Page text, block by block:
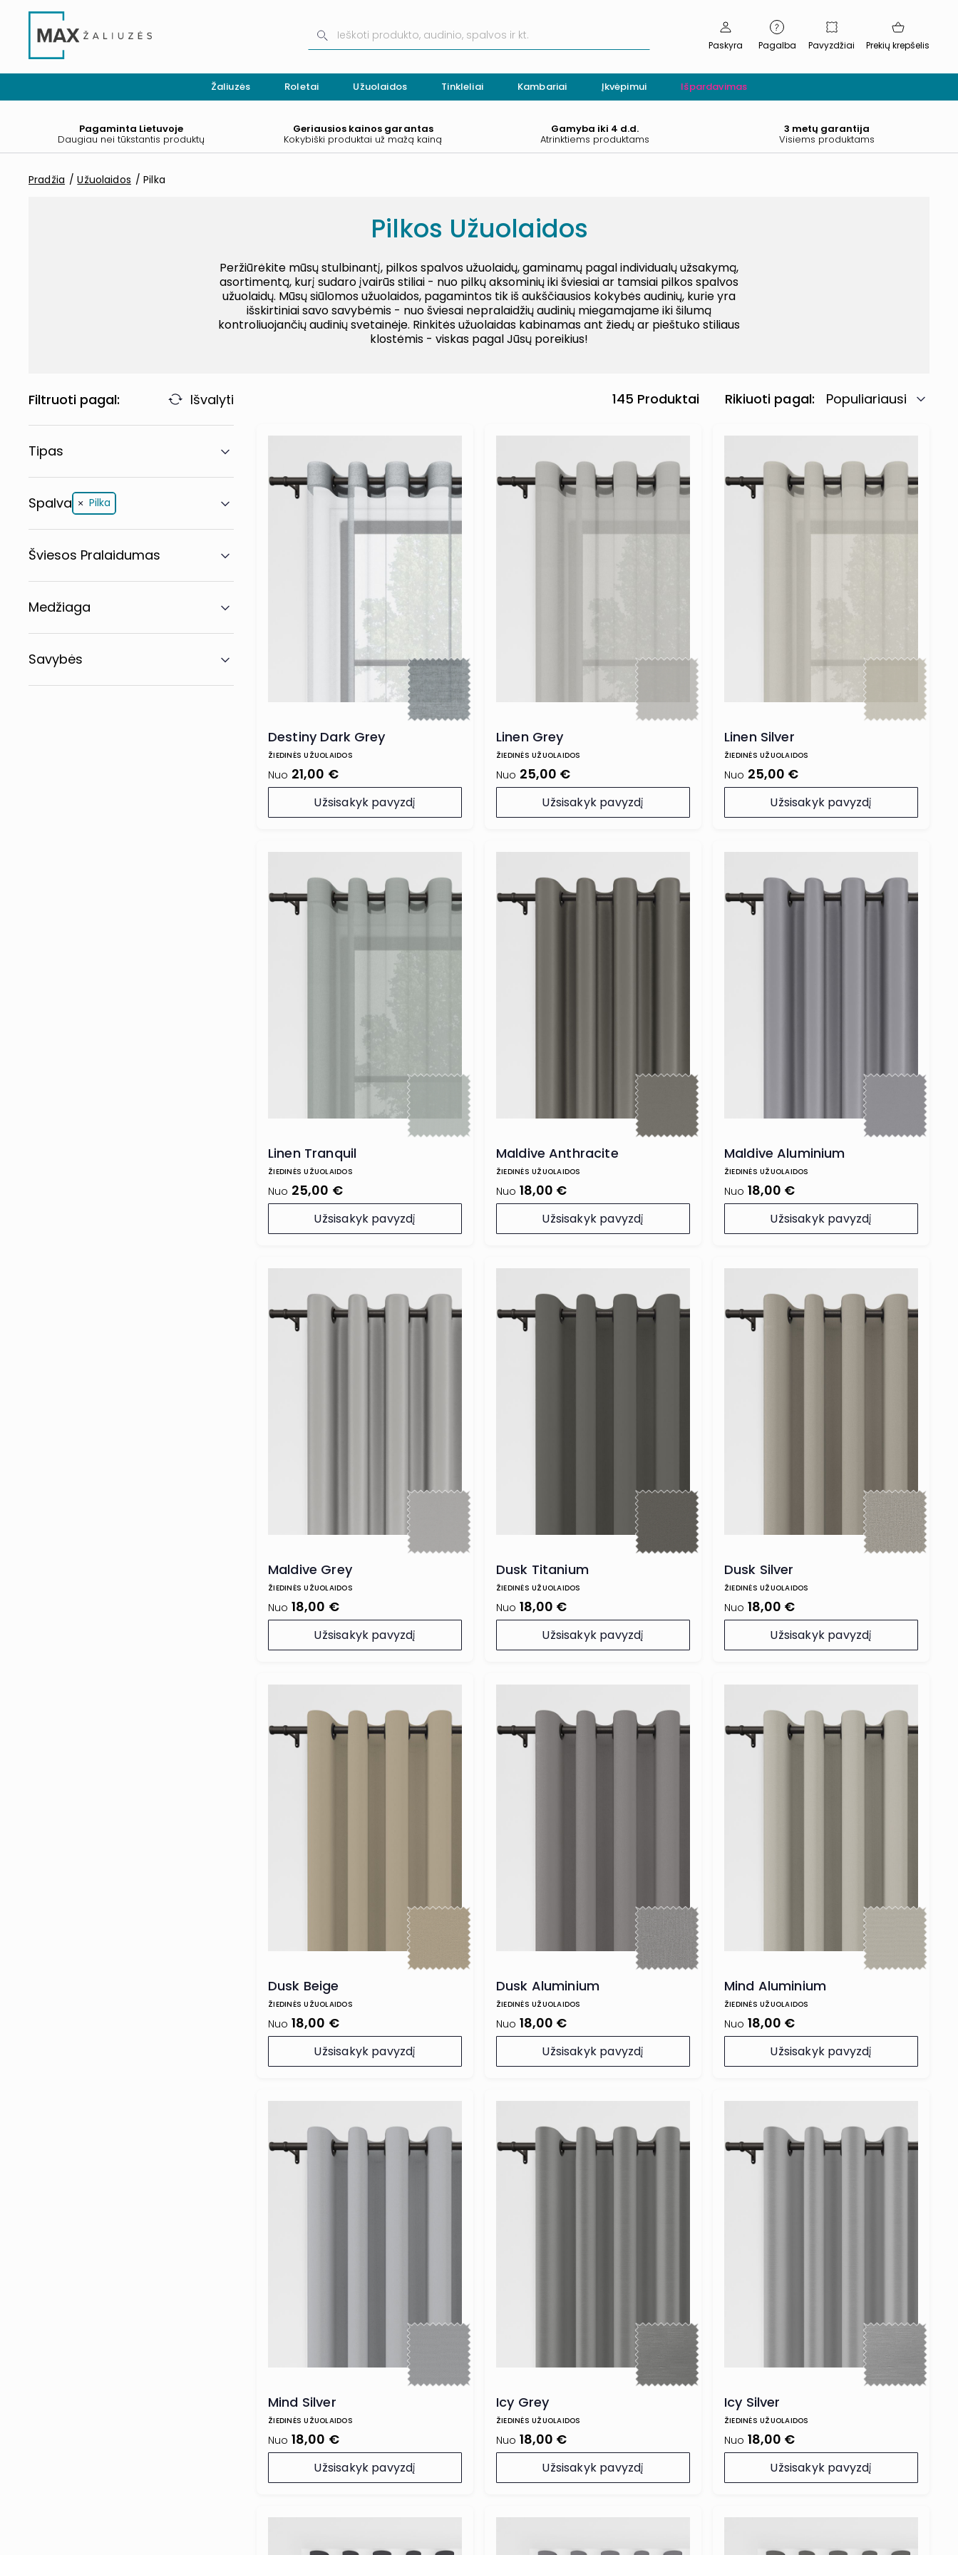
Paskyra Pagalba Pavyzdžiai Prekių krepšelis
Žaliuzės Roletai Užuolaidos Tinkleliai Kambariai Įkvėpimui Išpardavimas
Pagaminta Lietuvoje
Daugiau nei tūkstantis produktų
Geriausios kainos garantas
Kokybiški produktai už mažą kainą
Gamyba iki 4 d.d.
Atrinktiems produktams
3 metų garantija
Visiems produktams
Pradžia Užuolaidos Pilka
Pilkos Užuolaidos
Peržiūrėkite mūsų stulbinantį, pilkos spalvos užuolaidų, gaminamų pagal individualų užsakymą,
asortimentą, kurį sudaro įvairūs stiliai - nuo pilkų aksominių iki šviesiai ar tamsiai pilkos spalvos
užuolaidų. Mūsų siūlomos užuolaidos, pagamintos tik iš aukščiausios kokybės audinių, kurie yra
išskirtiniai savo savybėmis - nuo šviesai nepralaidžių audinių miegamajame iki šilumą
kontroliuojančių audinių svetainėje. Rinkitės užuolaidas kabinamas ant žiedų ar pieštuko stiliaus
klostėmis - viskas pagal Jūsų poreikius!
Filtruoti pagal: Išvalyti
Tipas
Spalva Pilka
Šviesos Pralaidumas
Medžiaga
Savybės
145 Produktai Rikiuoti pagal Populiariausi
Destiny Dark Grey
ŽIEDINĖS UŽUOLAIDOS
Nuo 21,00 €
Užsisakyk pavyzdį
Linen Grey
ŽIEDINĖS UŽUOLAIDOS
Nuo 25,00 €
Užsisakyk pavyzdį
Linen Silver
ŽIEDINĖS UŽUOLAIDOS
Nuo 25,00 €
Užsisakyk pavyzdį
Linen Tranquil
ŽIEDINĖS UŽUOLAIDOS
Nuo 25,00 €
Užsisakyk pavyzdį
Maldive Anthracite
ŽIEDINĖS UŽUOLAIDOS
Nuo 18,00 €
Užsisakyk pavyzdį
Maldive Aluminium
ŽIEDINĖS UŽUOLAIDOS
Nuo 18,00 €
Užsisakyk pavyzdį
Maldive Grey
ŽIEDINĖS UŽUOLAIDOS
Nuo 18,00 €
Užsisakyk pavyzdį
Dusk Titanium
ŽIEDINĖS UŽUOLAIDOS
Nuo 18,00 €
Užsisakyk pavyzdį
Dusk Silver
ŽIEDINĖS UŽUOLAIDOS
Nuo 18,00 €
Užsisakyk pavyzdį
Dusk Beige
ŽIEDINĖS UŽUOLAIDOS
Nuo 18,00 €
Užsisakyk pavyzdį
Dusk Aluminium
ŽIEDINĖS UŽUOLAIDOS
Nuo 18,00 €
Užsisakyk pavyzdį
Mind Aluminium
ŽIEDINĖS UŽUOLAIDOS
Nuo 18,00 €
Užsisakyk pavyzdį
Mind Silver
ŽIEDINĖS UŽUOLAIDOS
Nuo 18,00 €
Užsisakyk pavyzdį
Icy Grey
ŽIEDINĖS UŽUOLAIDOS
Nuo 18,00 €
Užsisakyk pavyzdį
Icy Silver
ŽIEDINĖS UŽUOLAIDOS
Nuo 18,00 €
Užsisakyk pavyzdį